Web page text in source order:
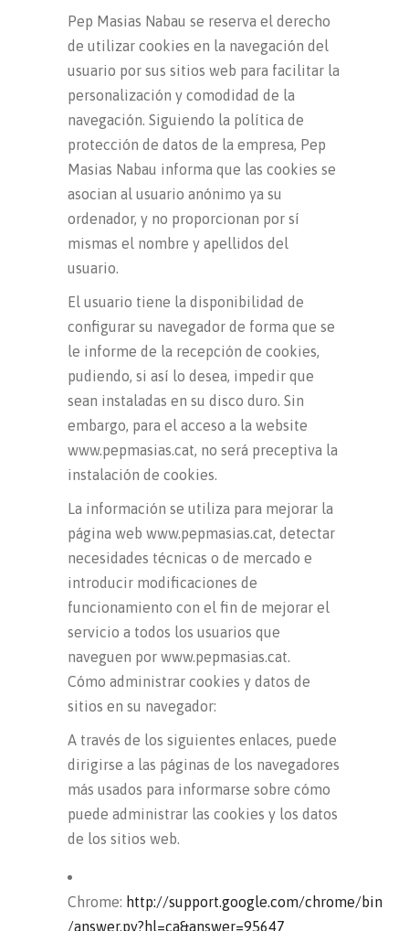
Pep Masias Nabau se reserva el derecho
de utilizar cookies en la navegación del
usuario por sus sitios web para facilitar la
personalización y comodidad de la
navegación. Siguiendo la política de
protección de datos de la empresa, Pep
Masias Nabau informa que las cookies se
asocian al usuario anónimo ya su
ordenador, y no proporcionan por sí
mismas el nombre y apellidos del
usuario.
El usuario tiene la disponibilidad de
configurar su navegador de forma que se
le informe de la recepción de cookies,
pudiendo, si así lo desea, impedir que
sean instaladas en su disco duro. Sin
embargo, para el acceso a la website
www.pepmasias.cat, no será preceptiva la
instalación de cookies.
La información se utiliza para mejorar la
página web www.pepmasias.cat, detectar
necesidades técnicas o de mercado e
introducir modificaciones de
funcionamiento con el fin de mejorar el
servicio a todos los usuarios que
naveguen por www.pepmasias.cat.
Cómo administrar cookies y datos de
sitios en su navegador:
A través de los siguientes enlaces, puede
dirigirse a las páginas de los navegadores
más usados para informarse sobre cómo
puede administrar las cookies y los datos
de los sitios web.
Chrome: http://support.google.com/chrome/bin
/answer.py?hl=ca&answer=95647